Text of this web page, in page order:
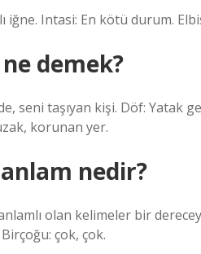
iğne. Intasi: En kötü durum.
demek?
seni taşıyan kişi. Döf: Yatak
korunan yer.
nedir?
olan kelimeler bir
çok, çok.